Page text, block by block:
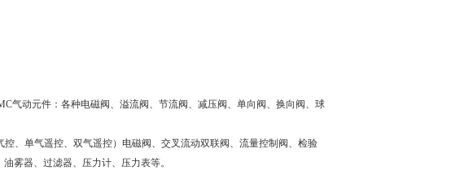
气动元件：各种电磁阀、溢流阀、节流阀、减压阀、单向阀、换向阀、球
、单气遥控、双气遥控）电磁阀、交叉流动双联阀、流量控制阀、检验
雾器、过滤器、压力计、压力表等。